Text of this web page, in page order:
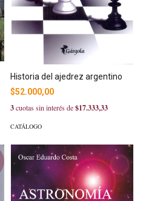
Historia del ajedrez argentino
$52.000,00
3cuotas sin interés de$17.333,33
CATÁLOGO